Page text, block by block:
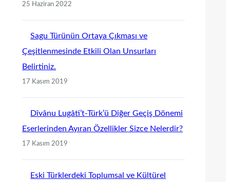
25 Haziran 2022
Sagu Türünün Ortaya Çıkması ve
Çeşitlenmesinde Etkili Olan Unsurları
Belirtiniz.
17 Kasım 2019
Dîvânu Lugâti’t-Türk’ü Diğer Geçiş Dönemi
Eserlerinden Ayıran Özellikler Sizce Nelerdir?
17 Kasım 2019
Eski Türklerdeki Toplumsal ve Kültürel